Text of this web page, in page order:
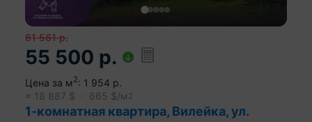
61 561 р.
55 500 р.
Цена за м2: 1 954 р.
≈ 18 887 $ 665 $/м 2
1-комнатная квартира, Вилейка, ул.